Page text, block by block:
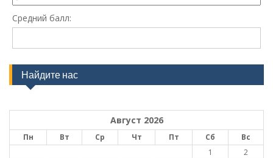
Средний балл:
Найдите нас
Август 2026
Пн Вт Ср Чт Пт Сб
Вс
1
2